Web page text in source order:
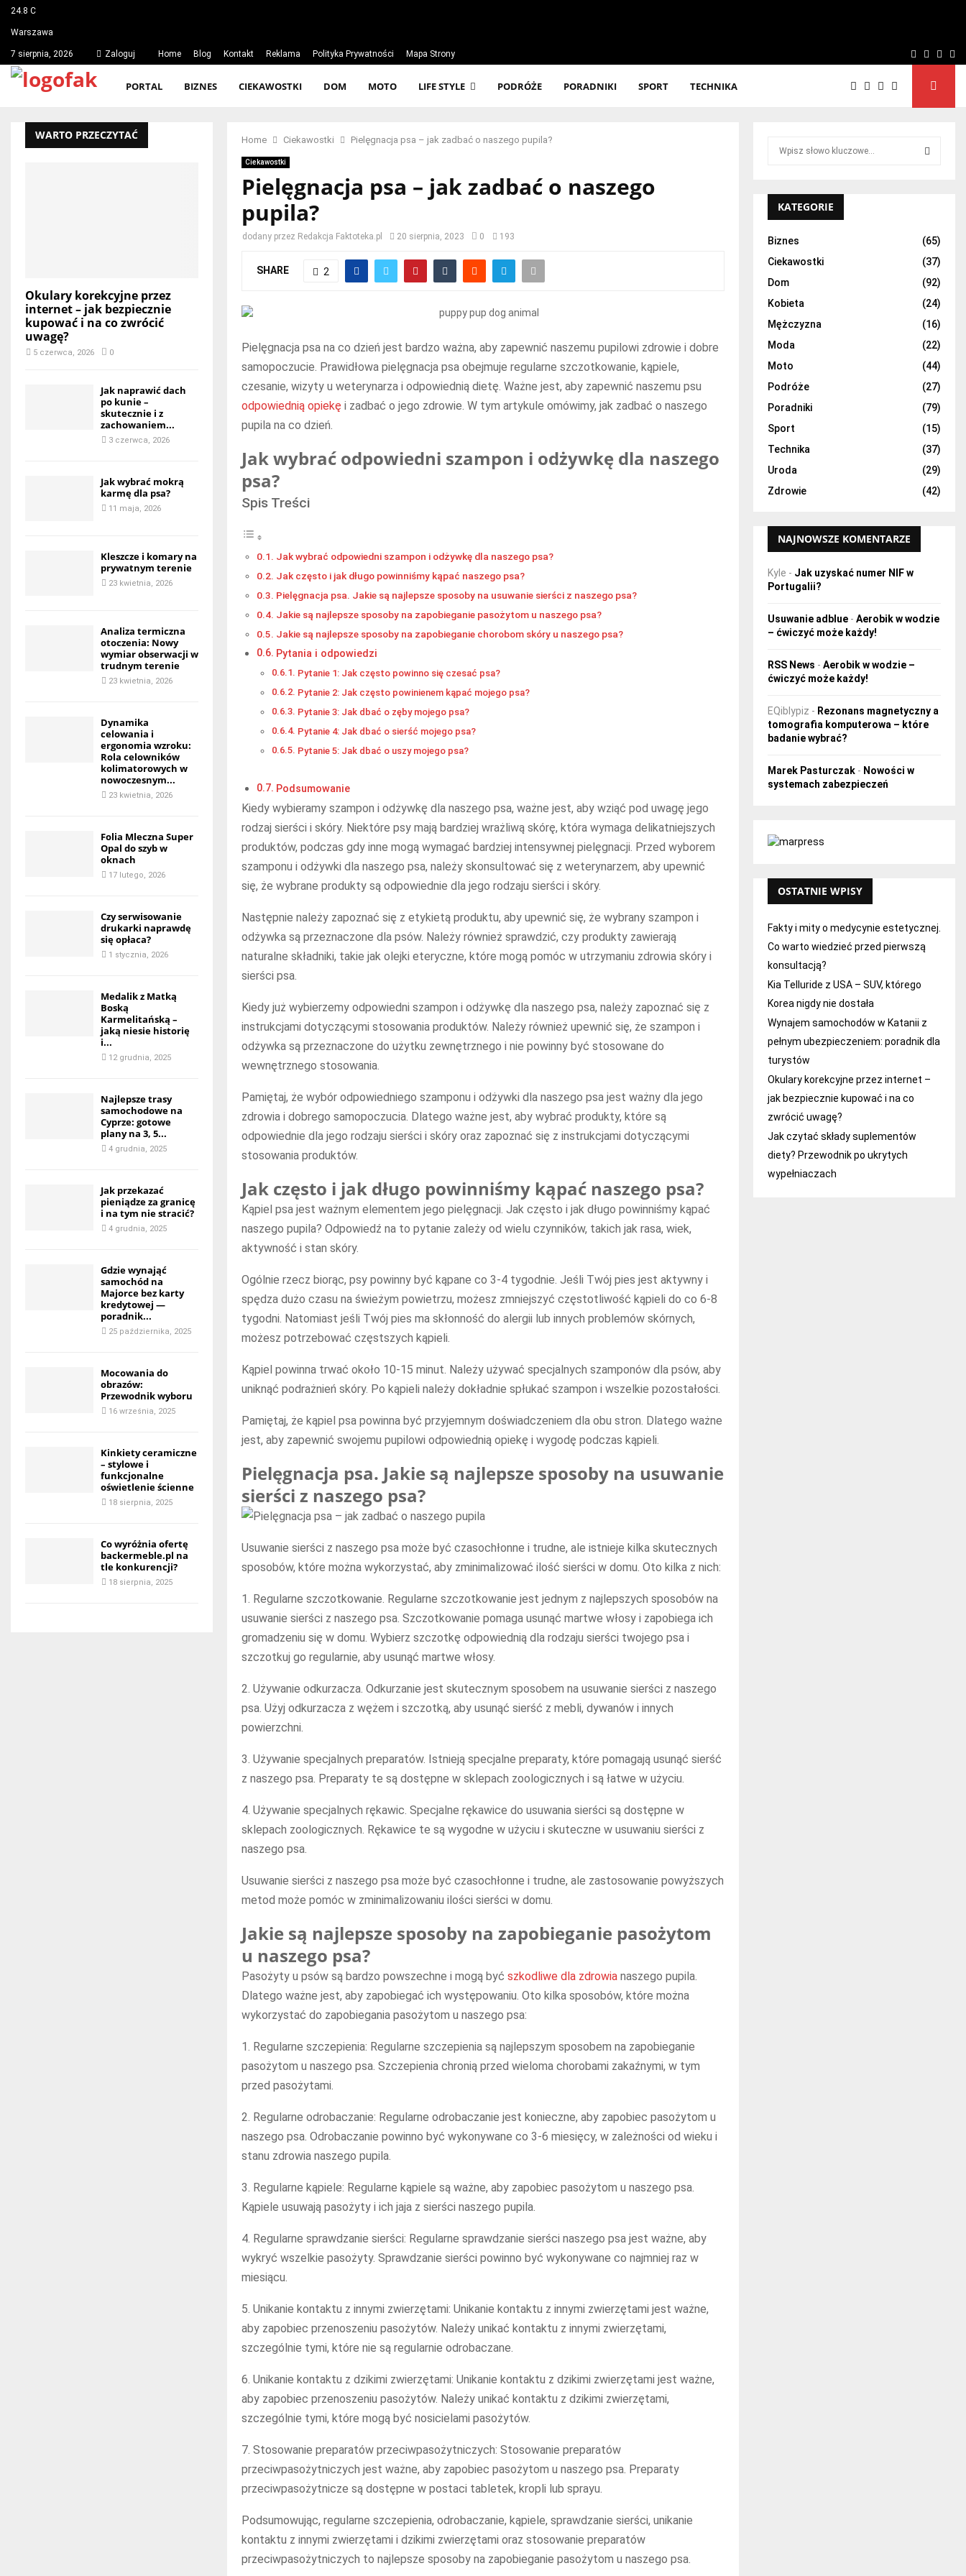
24.8 C
Warszawa
7 sierpnia, 2026 Zaloguj Home Blog Kontakt Reklama Polityka Prywatności Mapa Strony Facebook
Twitter
PORTAL BIZNES CIEKAWOSTKI DOM MOTO LIFE STYLE PODRÓŻE PORADNIKI SPORT TECHNIKA
Home Ciekawostki Pielęgnacja psa – jak zadbać o naszego pupila?
Ciekawostki
Pielęgnacja psa – jak zadbać o naszego
pupila?
dodany przez Redakcja Faktoteka.pl 20 sierpnia, 2023 0 193
SHARE 2
Pielęgnacja psa na co dzień jest bardzo ważna, aby zapewnić naszemu pupilowi zdrowie i dobre
samopoczucie. Prawidłowa pielęgnacja psa obejmuje regularne szczotkowanie, kąpiele,
czesanie, wizyty u weterynarza i odpowiednią dietę. Ważne jest, aby zapewnić naszemu psu
odpowiednią opiekę i zadbać o jego zdrowie. W tym artykule omówimy, jak zadbać o naszego
pupila na co dzień.
Jak wybrać odpowiedni szampon i odżywkę dla naszego
psa?
Spis Treści
Jak wybrać odpowiedni szampon i odżywkę dla naszego psa?
Jak często i jak długo powinniśmy kąpać naszego psa?
Pielęgnacja psa. Jakie są najlepsze sposoby na usuwanie sierści z naszego psa?
Jakie są najlepsze sposoby na zapobieganie pasożytom u naszego psa?
Jakie są najlepsze sposoby na zapobieganie chorobom skóry u naszego psa?
Pytania i odpowiedzi
Pytanie 1: Jak często powinno się czesać psa?
Pytanie 2: Jak często powinienem kąpać mojego psa?
Pytanie 3: Jak dbać o zęby mojego psa?
Pytanie 4: Jak dbać o sierść mojego psa?
Pytanie 5: Jak dbać o uszy mojego psa?
Podsumowanie
Kiedy wybieramy szampon i odżywkę dla naszego psa, ważne jest, aby wziąć pod uwagę jego
rodzaj sierści i skóry. Niektóre psy mają bardziej wrażliwą skórę, która wymaga delikatniejszych
produktów, podczas gdy inne mogą wymagać bardziej intensywnej pielęgnacji. Przed wyborem
szamponu i odżywki dla naszego psa, należy skonsultować się z weterynarzem, aby upewnić
się, że wybrane produkty są odpowiednie dla jego rodzaju sierści i skóry.
Następnie należy zapoznać się z etykietą produktu, aby upewnić się, że wybrany szampon i
odżywka są przeznaczone dla psów. Należy również sprawdzić, czy produkty zawierają
naturalne składniki, takie jak olejki eteryczne, które mogą pomóc w utrzymaniu zdrowia skóry i
sierści psa.
Kiedy już wybierzemy odpowiedni szampon i odżywkę dla naszego psa, należy zapoznać się z
instrukcjami dotyczącymi stosowania produktów. Należy również upewnić się, że szampon i
odżywka są przeznaczone do użytku zewnętrznego i nie powinny być stosowane do
wewnętrznego stosowania.
Pamiętaj, że wybór odpowiedniego szamponu i odżywki dla naszego psa jest ważny dla jego
zdrowia i dobrego samopoczucia. Dlatego ważne jest, aby wybrać produkty, które są
odpowiednie dla jego rodzaju sierści i skóry oraz zapoznać się z instrukcjami dotyczącymi
stosowania produktów.
Jak często i jak długo powinniśmy kąpać naszego psa?
Kąpiel psa jest ważnym elementem jego pielęgnacji. Jak często i jak długo powinniśmy kąpać
naszego pupila? Odpowiedź na to pytanie zależy od wielu czynników, takich jak rasa, wiek,
aktywność i stan skóry.
Ogólnie rzecz biorąc, psy powinny być kąpane co 3-4 tygodnie. Jeśli Twój pies jest aktywny i
spędza dużo czasu na świeżym powietrzu, możesz zmniejszyć częstotliwość kąpieli do co 6-8
tygodni. Natomiast jeśli Twój pies ma skłonność do alergii lub innych problemów skórnych,
możesz potrzebować częstszych kąpieli.
Kąpiel powinna trwać około 10-15 minut. Należy używać specjalnych szamponów dla psów, aby
uniknąć podrażnień skóry. Po kąpieli należy dokładnie spłukać szampon i wszelkie pozostałości.
Pamiętaj, że kąpiel psa powinna być przyjemnym doświadczeniem dla obu stron. Dlatego ważne
jest, aby zapewnić swojemu pupilowi odpowiednią opiekę i wygodę podczas kąpieli.
Pielęgnacja psa. Jakie są najlepsze sposoby na usuwanie
sierści z naszego psa?
Usuwanie sierści z naszego psa może być czasochłonne i trudne, ale istnieje kilka skutecznych
sposobów, które można wykorzystać, aby zminimalizować ilość sierści w domu. Oto kilka z nich:
1. Regularne szczotkowanie. Regularne szczotkowanie jest jednym z najlepszych sposobów na
usuwanie sierści z naszego psa. Szczotkowanie pomaga usunąć martwe włosy i zapobiega ich
gromadzeniu się w domu. Wybierz szczotkę odpowiednią dla rodzaju sierści twojego psa i
szczotkuj go regularnie, aby usunąć martwe włosy.
2. Używanie odkurzacza. Odkurzanie jest skutecznym sposobem na usuwanie sierści z naszego
psa. Użyj odkurzacza z wężem i szczotką, aby usunąć sierść z mebli, dywanów i innych
powierzchni.
3. Używanie specjalnych preparatów. Istnieją specjalne preparaty, które pomagają usunąć sierść
z naszego psa. Preparaty te są dostępne w sklepach zoologicznych i są łatwe w użyciu.
4. Używanie specjalnych rękawic. Specjalne rękawice do usuwania sierści są dostępne w
sklepach zoologicznych. Rękawice te są wygodne w użyciu i skuteczne w usuwaniu sierści z
naszego psa.
Usuwanie sierści z naszego psa może być czasochłonne i trudne, ale zastosowanie powyższych
metod może pomóc w zminimalizowaniu ilości sierści w domu.
Jakie są najlepsze sposoby na zapobieganie pasożytom
u naszego psa?
Pasożyty u psów są bardzo powszechne i mogą byćszkodliwe dla zdrowia naszego pupila.
Dlatego ważne jest, aby zapobiegać ich występowaniu. Oto kilka sposobów, które można
wykorzystać do zapobiegania pasożytom u naszego psa:
1. Regularne szczepienia: Regularne szczepienia są najlepszym sposobem na zapobieganie
pasożytom u naszego psa. Szczepienia chronią przed wieloma chorobami zakaźnymi, w tym
przed pasożytami.
2. Regularne odrobaczanie: Regularne odrobaczanie jest konieczne, aby zapobiec pasożytom u
naszego psa. Odrobaczanie powinno być wykonywane co 3-6 miesięcy, w zależności od wieku i
stanu zdrowia naszego pupila.
3. Regularne kąpiele: Regularne kąpiele są ważne, aby zapobiec pasożytom u naszego psa.
Kąpiele usuwają pasożyty i ich jaja z sierści naszego pupila.
4. Regularne sprawdzanie sierści: Regularne sprawdzanie sierści naszego psa jest ważne, aby
wykryć wszelkie pasożyty. Sprawdzanie sierści powinno być wykonywane co najmniej raz w
miesiącu.
5. Unikanie kontaktu z innymi zwierzętami: Unikanie kontaktu z innymi zwierzętami jest ważne,
aby zapobiec przenoszeniu pasożytów. Należy unikać kontaktu z innymi zwierzętami,
szczególnie tymi, które nie są regularnie odrobaczane.
6. Unikanie kontaktu z dzikimi zwierzętami: Unikanie kontaktu z dzikimi zwierzętami jest ważne,
aby zapobiec przenoszeniu pasożytów. Należy unikać kontaktu z dzikimi zwierzętami,
szczególnie tymi, które mogą być nosicielami pasożytów.
7. Stosowanie preparatów przeciwpasożytniczych: Stosowanie preparatów
przeciwpasożytniczych jest ważne, aby zapobiec pasożytom u naszego psa. Preparaty
przeciwpasożytnicze są dostępne w postaci tabletek, kropli lub sprayu.
Podsumowując, regularne szczepienia, odrobaczanie, kąpiele, sprawdzanie sierści, unikanie
kontaktu z innymi zwierzętami i dzikimi zwierzętami oraz stosowanie preparatów
przeciwpasożytniczych to najlepsze sposoby na zapobieganie pasożytom u naszego psa.
WARTO PRZECZYTAĆ
Okulary korekcyjne przez
internet – jak bezpiecznie
kupować i na co zwrócić
uwagę?
5 czerwca, 2026 0
Jak naprawić dach
po kunie –
skutecznie i z
zachowaniem...
3 czerwca, 2026
Jak wybrać mokrą
karmę dla psa?
11 maja, 2026
Kleszcze i komary na
prywatnym terenie
23 kwietnia, 2026
Analiza termiczna
otoczenia: Nowy
wymiar obserwacji w
trudnym terenie
23 kwietnia, 2026
Dynamika
celowania i
ergonomia wzroku:
Rola celowników
kolimatorowych w
nowoczesnym...
23 kwietnia, 2026
Folia Mleczna Super
Opal do szyb w
oknach
17 lutego, 2026
Czy serwisowanie
drukarki naprawdę
się opłaca?
1 stycznia, 2026
Medalik z Matką
Boską
Karmelitańską –
jaką niesie historię
i...
12 grudnia, 2025
Najlepsze trasy
samochodowe na
Cyprze: gotowe
plany na 3, 5...
4 grudnia, 2025
Jak przekazać
pieniądze za granicę
i na tym nie stracić?
4 grudnia, 2025
Gdzie wynająć
samochód na
Majorce bez karty
kredytowej —
poradnik...
25 października, 2025
Mocowania do
obrazów:
Przewodnik wyboru
16 września, 2025
Kinkiety ceramiczne
– stylowe i
funkcjonalne
oświetlenie ścienne
18 sierpnia, 2025
Co wyróżnia ofertę
backermeble.pl na
tle konkurencji?
18 sierpnia, 2025
h
f
r
:
A
R
H
KATEGORIE
Biznes
(65)
Ciekawostki
(37)
Dom
(92)
Kobieta
(24)
Mężczyzna
(16)
Moda
(22)
Moto
(44)
Podróże
(27)
Poradniki
(79)
Sport
(15)
Technika
(37)
Uroda
(29)
Zdrowie
(42)
NAJNOWSZE KOMENTARZE
Kyle - Jak uzyskać numer NIF w
Portugalii?
Usuwanie adblue- Aerobik w wodzie
– ćwiczyć może każdy!
RSS News - Aerobik w wodzie –
ćwiczyć może każdy!
EQiblypiz - Rezonans magnetyczny a
tomografia komputerowa – które
badanie wybrać?
Marek Pasturczak- Nowości w
systemach zabezpieczeń
OSTATNIE WPISY
Fakty i mity o medycynie estetycznej.
Co warto wiedzieć przed pierwszą
konsultacją?
Kia Telluride z USA – SUV, którego
Korea nigdy nie dostała
Wynajem samochodów w Katanii z
pełnym ubezpieczeniem: poradnik dla
turystów
Okulary korekcyjne przez internet –
jak bezpiecznie kupować i na co
zwrócić uwagę?
Jak czytać składy suplementów
diety? Przewodnik po ukrytych
wypełniaczach